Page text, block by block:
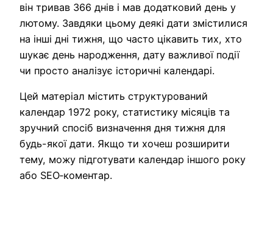
він тривав 366 днів і мав додатковий день у
лютому. Завдяки цьому деякі дати змістилися
на інші дні тижня, що часто цікавить тих, хто
шукає день народження, дату важливої події
чи просто аналізує історичні календарі.
Цей матеріал містить структурований
календар 1972 року, статистику місяців та
зручний спосіб визначення дня тижня для
будь-якої дати. Якщо ти хочеш розширити
тему, можу підготувати календар іншого року
або SEO‑коментар.